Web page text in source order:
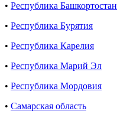
• Республика Башкортостан
• Республика Бурятия
• Республика Карелия
• Республика Марий Эл
• Республика Мордовия
• Самарская область